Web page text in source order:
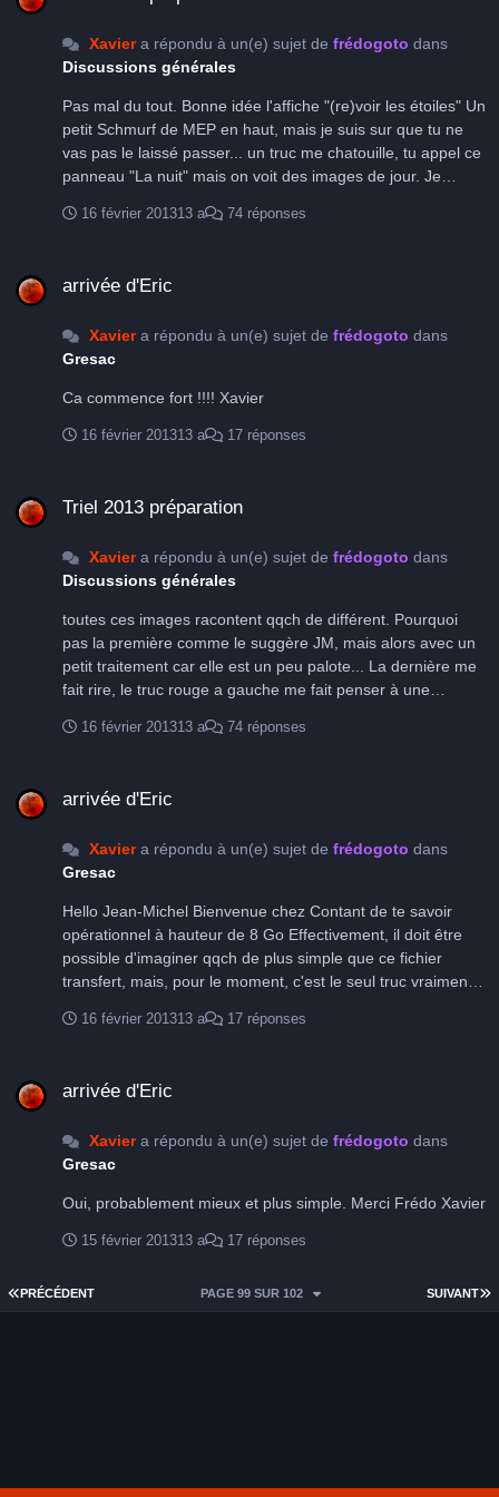
Pour les fichiers POI’s, et Kml, deux propositions : soit,
comme actuellement, ils sont générés aussi régulièrement
à la base de données, soit il est possible de crée une
routine à partir du site et chaque Internaute génère sont
propre fichier POI’s ou Kml dans le format qui lui convient,
voire, pourquoi pas, dans la zone géographique qu’il
sommes pas obligé de tout faire d’un coup… mais il me
Xaviera répondu à un(e) sujet de frédogoto dans
Discussions générales
Pas mal du tout. Bonne idée l'affiche "(re)voir les étoiles" Un
petit Schmurf de MEP en haut, mais je suis sur que tu ne
vas pas le laissé passer... un truc me chatouille, tu appel ce
panneau "La nuit" mais on voit des images de jour. Je
pensez vous? Xavier
16 février 201313 a 74 réponses
arrivée d'Eric
Xaviera répondu à un(e) sujet de frédogoto dans
Gresac
Ca commence fort !!!! Xavier
16 février 201313 a 17 réponses
Triel 2013 préparation
Xaviera répondu à un(e) sujet de frédogoto dans
Discussions générales
toutes ces images racontent qqch de différent. Pourquoi
pas la première comme le suggère JM, mais alors avec un
petit traitement car elle est un peu palote... La dernière me
fait rire, le truc rouge a gauche me fait penser à une
16 février 201313 a 74 réponses
arrivée d'Eric
Xaviera répondu à un(e) sujet de frédogoto dans
Gresac
Hello Jean-Michel Bienvenue chez Contant de te savoir
opérationnel à hauteur de 8 Go Effectivement, il doit être
possible d'imaginer qqch de plus simple que ce fichier
transfert, mais, pour le moment, c'est le seul truc vraiment
transfert en repartant d'une copie du fichier V131 que j'ai
16 février 201313 a 17 réponses
arrivée d'Eric
Xaviera répondu à un(e) sujet de frédogoto dans
Gresac
Oui, probablement mieux et plus simple. Merci Frédo Xavier
15 février 201313 a 17 réponses
PREMIÈRE PAGE
PRÉCÉDENT SUIVANT
PAGE 99 SUR 102